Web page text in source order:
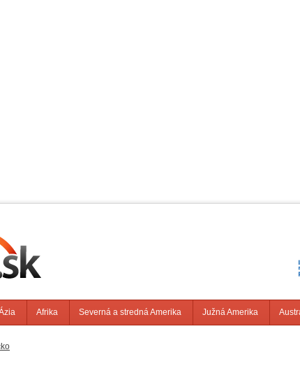
Afrika Severná a stredná Amerika Južná Amerika